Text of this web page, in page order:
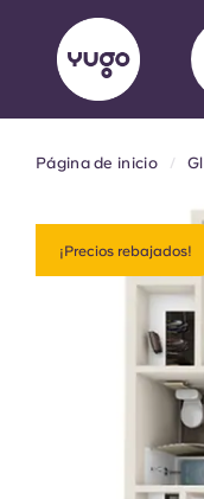
en
La
la
Página de inicio
¡Precios rebajados!